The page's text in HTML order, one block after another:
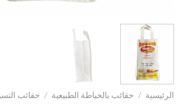
الرئيسية / حقائب بالخياطة الطبيعية / حقائب